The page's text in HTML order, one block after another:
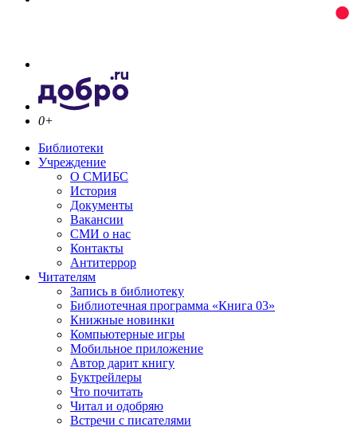
0+
Библиотеки
Учреждение
О СМИБС
История
Документы
Вакансии
СМИ о нас
Контакты
Антитеррор
Читателям
Запись в библиотеку
Библиотечная программа «Книга 03»
Книжные новинки
Компьютерные игры
Мобильное приложение
Автор дарит книгу
Буктрейлеры
Что почитать
Читал и одобряю
Встречи с писателями